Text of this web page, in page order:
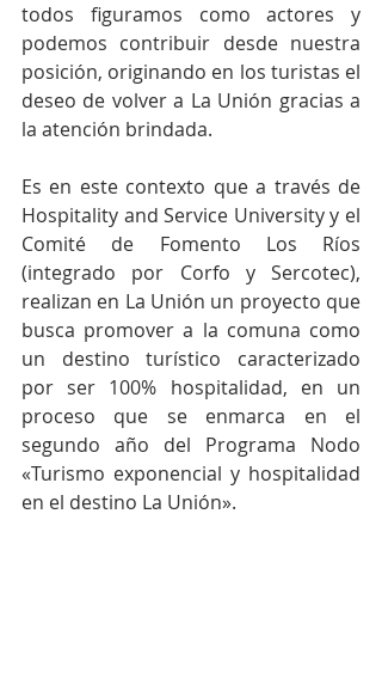
todos figuramos como actores y
podemos contribuir desde nuestra
posición, originando en los turistas el
deseo de volver a La Unión gracias a
la atención brindada.
Es en este contexto que a través de
Hospitality and Service University y el
Comité de Fomento Los Ríos
(integrado por Corfo y Sercotec),
realizan en La Unión un proyecto que
busca promover a la comuna como
un destino turístico caracterizado
por ser 100% hospitalidad, en un
proceso que se enmarca en el
segundo año del Programa Nodo
«Turismo exponencial y hospitalidad
en el destino La Unión».